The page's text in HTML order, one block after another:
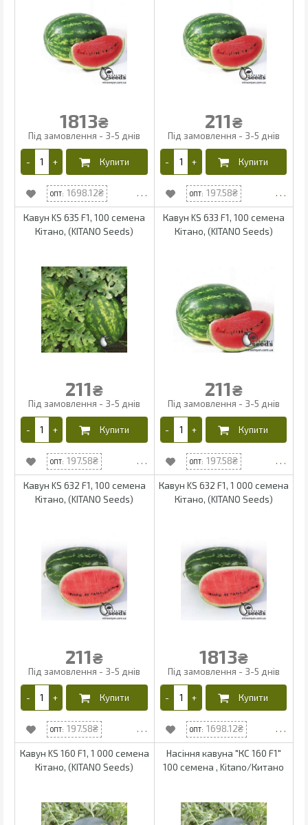
1813₴
1698.12
211₴
197.58
Кавун KS 635 F1, 100 семена
Кітано, (KITANO Seeds)
211₴
197.58
Кавун KS 633 F1, 100 семена
Кітано, (KITANO Seeds)
211₴
197.58
Кавун KS 632 F1, 100 семена
Кітано, (KITANO Seeds)
211₴
197.58
Кавун KS 632 F1, 1 000 семена
Кітано, (KITANO Seeds)
1813₴
1698.12
Кавун KS 160 F1, 1 000 семена
Кітано, (KITANO Seeds)
Насіння кавуна "КС 160 F1"
100 семена , Kitano/Китано